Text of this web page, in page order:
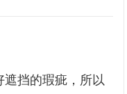
挡的瑕疵，所以